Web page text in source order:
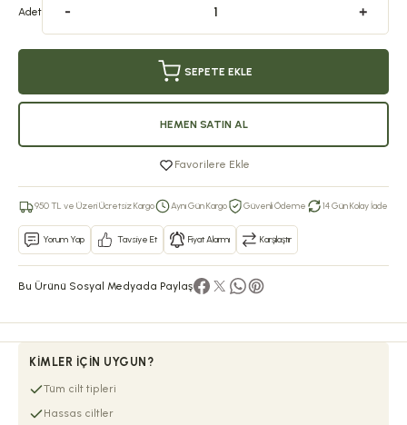
Adet
SEPETE EKLE
HEMEN SATIN AL
Favorilere Ekle
950 TL ve Üzeri Ücretsiz Kargo Aynı Gün Kargo Güvenli Ödeme 14 Gün Kolay İade
Yorum Yap Tavsiye Et Fiyat Alarmı Karşılaştır
Bu Ürünü Sosyal Medyada Paylaş
KIMLER İÇIN UYGUN?
Tüm cilt tipleri
Hassas ciltler